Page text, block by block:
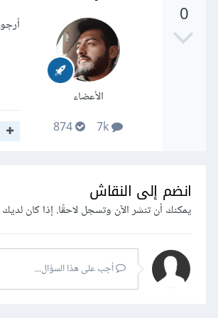
0
الأعضاء
انضم إلى النقاش
يمكنك أن تنشر الآن وتسجل لاحقًا. إذا كان
أجب على هذا السؤال...